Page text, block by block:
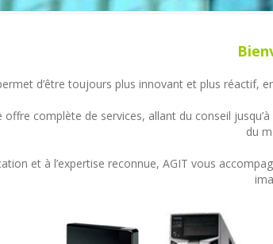
d’être toujours plus innovant et plus réactif,
offre complète de services, allant du conseil
du
et à l’expertise reconnue, AGIT vous